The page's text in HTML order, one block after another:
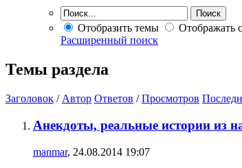
Отобразить темы
Отображать
Расширенный поиск
Темы раздела
Заголовок / Автор Ответов /Просмотров
Анекдоты, реальные истории из
manmar, 24.08.2014 19:07